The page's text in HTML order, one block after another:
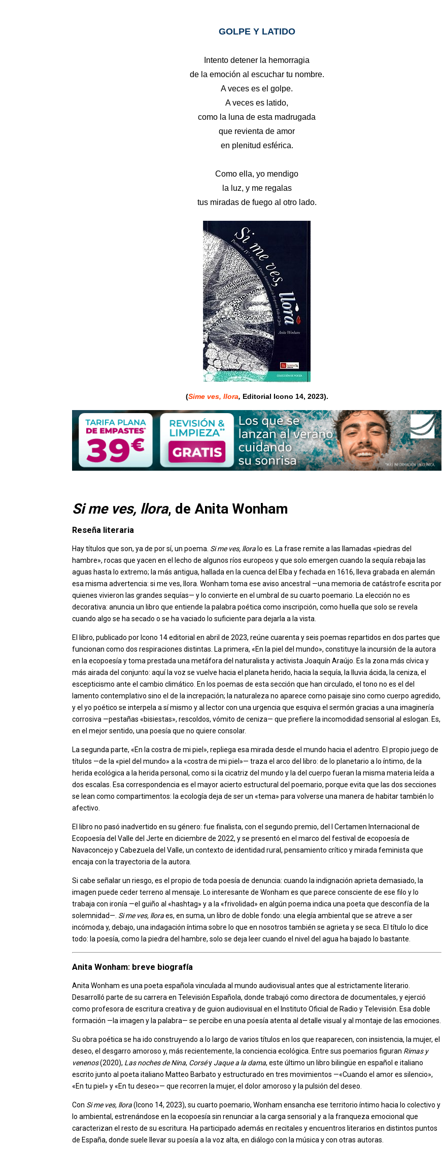
GOLPE Y LATIDO
Intento detener la hemorragia
de la emoción al escuchar tu nombre.
A veces es el golpe.
A veces es latido,
como la luna de esta madrugada
que revienta de amor
en plenitud esférica.
Como ella, yo mendigo
la luz, y me regalas
tus miradas de fuego al otro lado.
(Sime ves, llora, Editorial Icono 14, 2023).
Si me ves, llora, de Anita Wonham
Reseña literaria
Hay títulos que son, ya de por sí, un poema. Si me ves, lloralo es. La frase remite a las llamadas «piedras del
hambre», rocas que yacen en el lecho de algunos ríos europeos y que solo emergen cuando la sequía rebaja las
aguas hasta lo extremo; la más antigua, hallada en la cuenca del Elba y fechada en 1616, lleva grabada en alemán
esa misma advertencia: si me ves, llora. Wonham toma ese aviso ancestral —una memoria de catástrofe escrita por
quienes vivieron las grandes sequías— y lo convierte en el umbral de su cuarto poemario. La elección no es
decorativa: anuncia un libro que entiende la palabra poética como inscripción, como huella que solo se revela
cuando algo se ha secado o se ha vaciado lo suficiente para dejarla a la vista.
El libro, publicado por Icono 14 editorial en abril de 2023, reúne cuarenta y seis poemas repartidos en dos partes que
funcionan como dos respiraciones distintas. La primera, «En la piel del mundo», constituye la incursión de la autora
en la ecopoesía y toma prestada una metáfora del naturalista y activista Joaquín Araújo. Es la zona más cívica y
más airada del conjunto: aquí la voz se vuelve hacia el planeta herido, hacia la sequía, la lluvia ácida, la ceniza, el
escepticismo ante el cambio climático. En los poemas de esta sección que han circulado, el tono no es el del
lamento contemplativo sino el de la increpación; la naturaleza no aparece como paisaje sino como cuerpo agredido,
y el yo poético se interpela a sí mismo y al lector con una urgencia que esquiva el sermón gracias a una imaginería
corrosiva —pestañas «bisiestas», rescoldos, vómito de ceniza— que prefiere la incomodidad sensorial al eslogan. Es,
en el mejor sentido, una poesía que no quiere consolar.
La segunda parte, «En la costra de mi piel», repliega esa mirada desde el mundo hacia el adentro. El propio juego de
títulos —de la «piel del mundo» a la «costra de mi piel»— traza el arco del libro: de lo planetario a lo íntimo, de la
herida ecológica a la herida personal, como si la cicatriz del mundo y la del cuerpo fueran la misma materia leída a
dos escalas. Esa correspondencia es el mayor acierto estructural del poemario, porque evita que las dos secciones
se lean como compartimentos: la ecología deja de ser un «tema» para volverse una manera de habitar también lo
afectivo.
El libro no pasó inadvertido en su género: fue finalista, con el segundo premio, del I Certamen Internacional de
Ecopoesía del Valle del Jerte en diciembre de 2022, y se presentó en el marco del festival de ecopoesía de
Navaconcejo y Cabezuela del Valle, un contexto de identidad rural, pensamiento crítico y mirada feminista que
encaja con la trayectoria de la autora.
Si cabe señalar un riesgo, es el propio de toda poesía de denuncia: cuando la indignación aprieta demasiado, la
imagen puede ceder terreno al mensaje. Lo interesante de Wonham es que parece consciente de ese filo y lo
trabaja con ironía —el guiño al «hashtag» y a la «frivolidad» en algún poema indica una poeta que desconfía de la
solemnidad—. Si me ves, lloraes, en suma, un libro de doble fondo: una elegía ambiental que se atreve a ser
incómoda y, debajo, una indagación íntima sobre lo que en nosotros también se agrieta y se seca. El título lo dice
todo: la poesía, como la piedra del hambre, solo se deja leer cuando el nivel del agua ha bajado lo bastante.
Anita Wonham: breve biografía
Anita Wonham es una poeta española vinculada al mundo audiovisual antes que al estrictamente literario.
Desarrolló parte de su carrera en Televisión Española, donde trabajó como directora de documentales, y ejerció
como profesora de escritura creativa y de guion audiovisual en el Instituto Oficial de Radio y Televisión. Esa doble
formación —la imagen y la palabra— se percibe en una poesía atenta al detalle visual y al montaje de las emociones.
Su obra poética se ha ido construyendo a lo largo de varios títulos en los que reaparecen, con insistencia, la mujer, el
deseo, el desgarro amoroso y, más recientemente, la conciencia ecológica. Entre sus poemarios figuran Rimas y
venenos(2020), Las noches de Nina, Corséy Jaque a la dama, este último un libro bilingüe en español e italiano
escrito junto al poeta italiano Matteo Barbato y estructurado en tres movimientos —«Cuando el amor es silencio»,
«En tu piel» y «En tu deseo»— que recorren la mujer, el dolor amoroso y la pulsión del deseo.
Con Si me ves, llora(Icono 14, 2023), su cuarto poemario, Wonham ensancha ese territorio íntimo hacia lo colectivo y
lo ambiental, estrenándose en la ecopoesía sin renunciar a la carga sensorial y a la franqueza emocional que
caracterizan el resto de su escritura. Ha participado además en recitales y encuentros literarios en distintos puntos
de España, donde suele llevar su poesía a la voz alta, en diálogo con la música y con otras autoras.